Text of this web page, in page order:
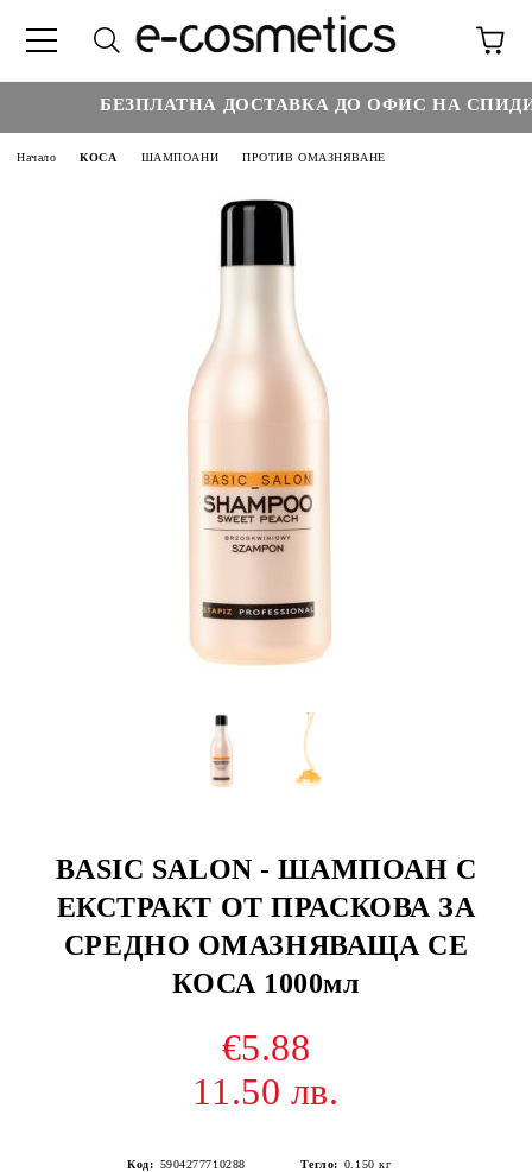
БЕЗПЛАТНА ДОСТАВКА ДО ОФИС НА СПИДИ
Начало КОСА ШАМПОАНИ ПРОТИВ ОМАЗНЯВАНЕ
BASIC SALON - ШАМПОАН С
ЕКСТРАКТ ОТ ПРАСКОВА ЗА
СРЕДНО ОМАЗНЯВАЩА СЕ
КОСА 1000мл
€5.88
11.50 лв.
Код: 5904277710288 Тегло: 0.150 кг